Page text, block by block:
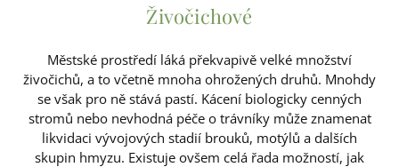
Živočichové
Městské prostředí láká překvapivě velké množství
živočichů, a to včetně mnoha ohrožených druhů. Mnohdy
se však pro ně stává pastí. Kácení biologicky cenných
stromů nebo nevhodná péče o trávníky může znamenat
likvidaci vývojových stadií brouků, motýlů a dalších
skupin hmyzu. Existuje ovšem celá řada možností, jak